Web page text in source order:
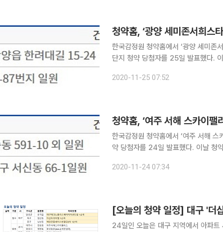
한국감정원 청약홈에서 ‘광양 세미존
단지 청약 당첨자를 25일 발표했다. 이날 청약 당첨 조회가 가능한 단지는 ‘광양 세미존서희스타힐
주 서신동 플러스 리버하임’의 청약
2020-11-25 07:52
한국감정원 청약홈에서 ‘여주 서해 스
약 당첨자를 24일 발표했다. 이날 청약 당첨 조회가 가능한 단지는 ‘여주 서해 스카이팰리스’, ‘전주
첨자를 발표했다. 청약 당첨 사
2020-11-24 07:34
[오늘의 청약 일정] 대구 '더
24일인 오늘은 대구 지역에서 아파트 세 곳이 분양에 나선